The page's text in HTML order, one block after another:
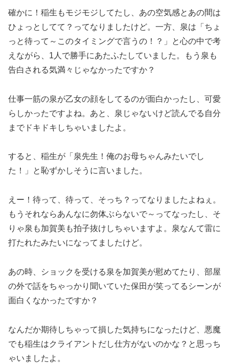
確かに！稲生もモジモジしてたし、あの空気感とあの間は
ひょっとしてて？ってなりましたけど。一方、泉は「ちょ
っと待って～このタイミングで言うの！？」と心の中で考
えながら、1人で勝手にあたふたしていました。もう泉も
告白される気満々じゃなかったですか？
仕事一筋の泉が乙女の顔をしてるのが面白かったし、可愛
らしかったですよね。あと、泉じゃないけど読んでる自分
までドキドキしちゃいましたよ。
すると、稲生が「泉先生！俺のお母ちゃんみたいでし
た！」と恥ずかしそうに言いました。
えー！待って、待って、そっち？ってなりましたよねぇ。
もうそれならあんなに勿体ぶらないで～ってなったし、そ
りゃ泉も加賀美も拍子抜けしちゃいますよ。泉なんて雷に
打たれたみたいになってましたけど。
あの時、ショックを受ける泉を加賀美が慰めてたり、部屋
の外で話をちゃっかり聞いていた保田が笑ってるシーンが
面白くなかったですか？
なんだか期待しちゃって損した気持ちになったけど、悪魔
でも稲生はクライアントだし仕方がないのかな？と思っち
ゃいましたよ。